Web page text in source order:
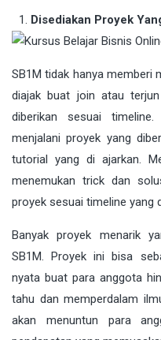
Disediakan Proyek
SB1M tidak hanya memberi
diajak buat join atau
diberikan sesuai
menjalani proyek yang
tutorial yang di ajarkan.
menemukan trick dan
proyek sesuai timeline yang
Banyak proyek menarik
SB1M. Proyek ini bisa
nyata buat para anggota
tahu dan memperdalam
akan menuntun para